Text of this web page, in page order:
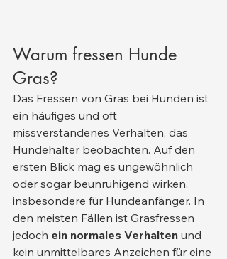
Warum fressen Hunde
Gras?
Das Fressen von Gras bei Hunden ist
ein häufiges und oft
missverstandenes Verhalten, das
Hundehalter beobachten. Auf den
ersten Blick mag es ungewöhnlich
oder sogar beunruhigend wirken,
insbesondere für Hundeanfänger. In
den meisten Fällen ist Grasfressen
jedoch ein normales Verhalten und
kein unmittelbares Anzeichen für eine